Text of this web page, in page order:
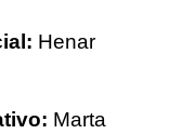
Henar
Marta